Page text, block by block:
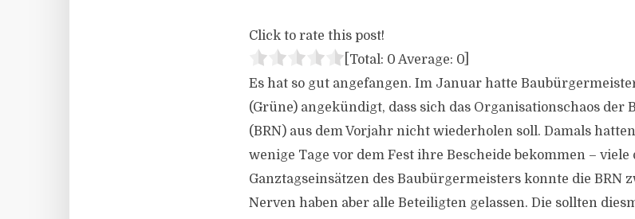
Click to rate this post!
[Total: 0 Average: 0
Es hat so gut angefangen. Im Januar hatte
(Grüne) angekündigt, dass sich das Organisationschaos der
(BRN) aus dem Vorjahr nicht wiederholen soll. Damals
wenige Tage vor dem Fest ihre Bescheide bekommen – viele
Ganztagseinsätzen des Baubürgermeisters konnte die BRN
Nerven haben aber alle Beteiligten gelassen. Die sollten